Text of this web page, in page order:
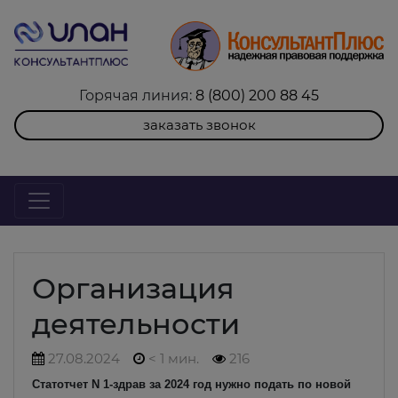
Горячая линия: 8 (800) 200 88 45
заказать звонок
Организация
деятельности
27.08.2024 < 1 мин. 216
Статотчет N 1-здрав за 2024 год нужно подать по новой